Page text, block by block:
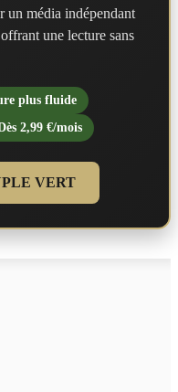
un média indépendant
une lecture sans
plus fluide
2,99 €/mois
VERT